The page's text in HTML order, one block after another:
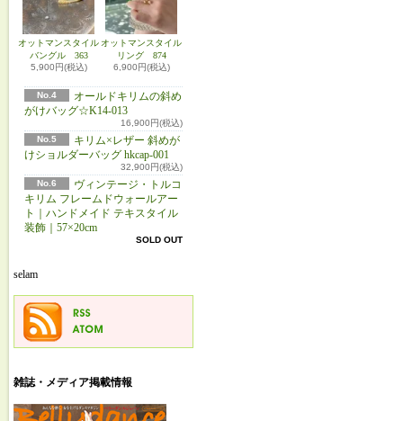
オットマンスタイル
バングル 363
5,900円(税込)
オットマンスタイル
リング 874
6,900円(税込)
No.4
オールドキリムの斜め
がけバッグ☆K14-013
16,900円(税込)
No.5
キリム×レザー 斜めが
けショルダーバッグ hkcap-001
32,900円(税込)
No.6
ヴィンテージ・トルコ
キリム フレームドウォールアー
ト｜ハンドメイド テキスタイル
装飾｜57×20cm
SOLD OUT
selam
雑誌・メディア掲載情報